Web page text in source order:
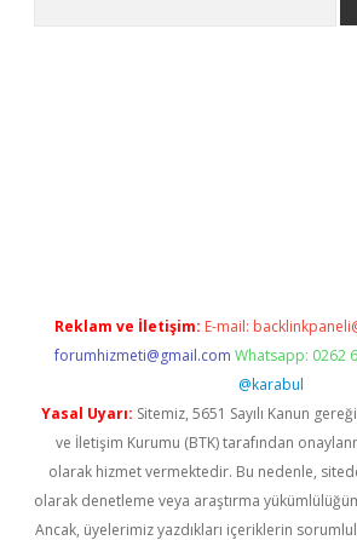
Reklam ve İletişim: E-mail:
forumhizmeti@gmail.com Whatsapp: 0262
@karabul
Yasal Uyarı: Sitemiz, 5651 Sayılı Kanun
ve İletişim Kurumu (BTK) tarafından
olarak hizmet vermektedir. Bu nedenle,
olarak denetleme veya araştırma
Ancak, üyelerimiz yazdıkları içeriklerin